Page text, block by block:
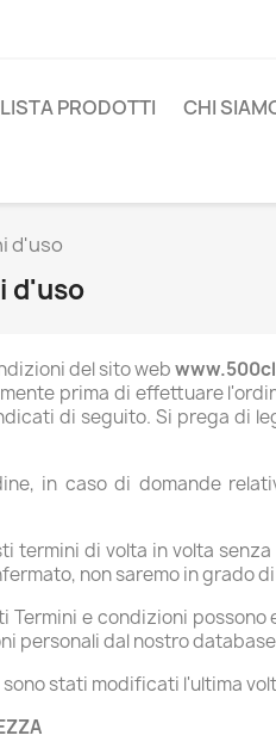
LISTA PRODOTTI CHI
d'uso
d'uso
del sito web
prima di effettuare
di seguito. Si prega di
in caso di domande
termini di volta in volta
non saremo in grado
e condizioni
personali dal nostro
stati modificati l'ultima